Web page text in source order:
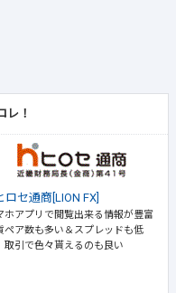
レ！
ロセ通商[LION FX]
ホアプリで閲覧出来る情報が豊富
ペア数も多い＆スプレッドも低
取引で色々貰えるのも良い